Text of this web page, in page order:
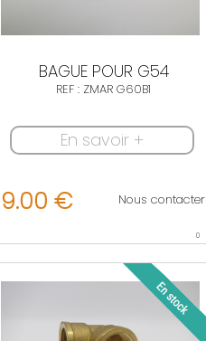
BAGUE POUR G54
REF : ZMAR G60B1
En savoir +
9.00 € Nous contacter
0